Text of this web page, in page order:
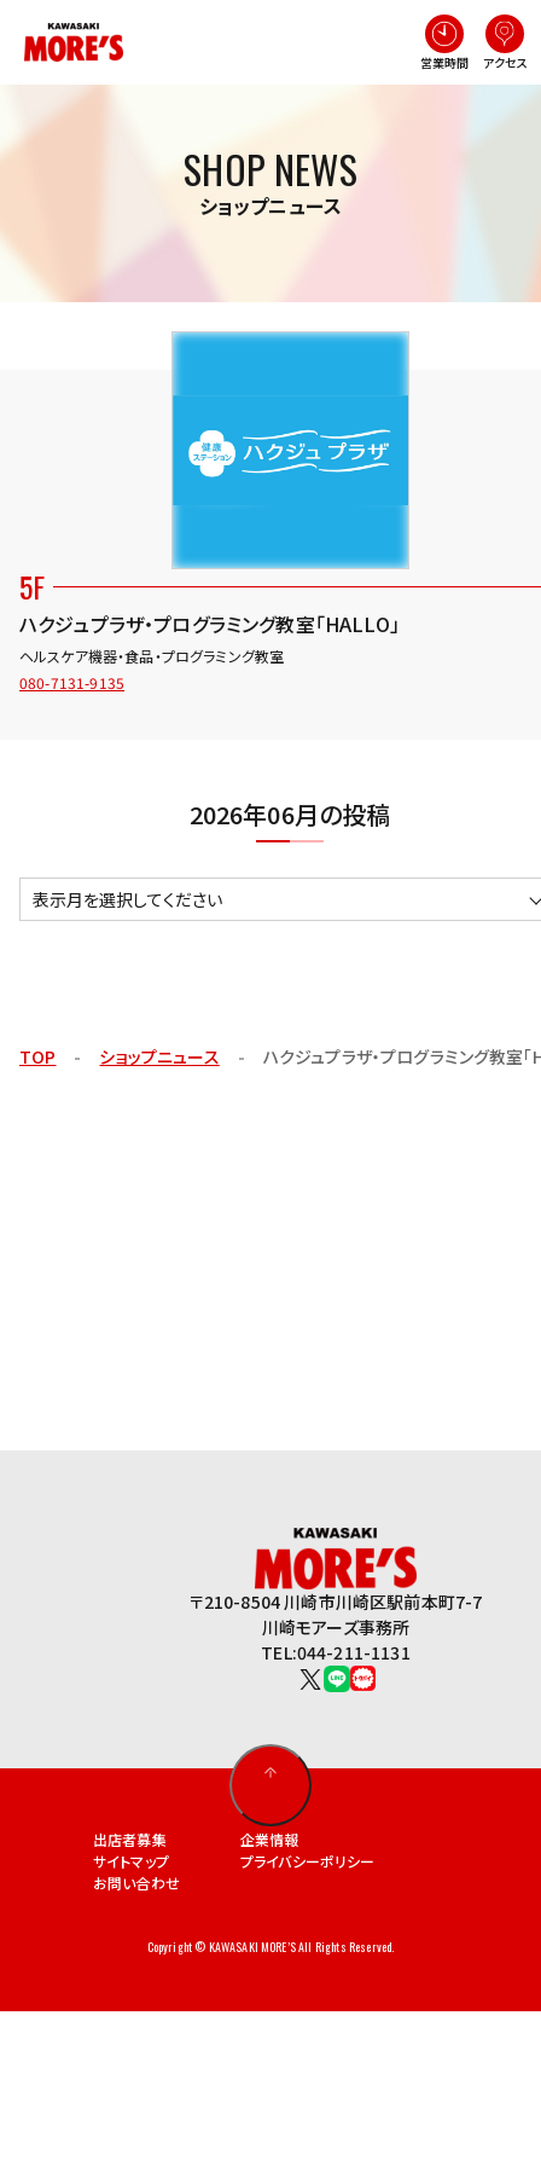
営業時間 アクセス
SHOP NEWS
ショップニュース
5F
ハクジュプラザ・プログラミング教室「HALLO」
ヘルスケア機器・食品・プログラミング教室
080-7131-9135
2026年06月の投稿
表示月を選択してください
TOP ショップニュース ハクジュプラザ・プログラミング教室「
〒210-8504 川崎市川崎区駅前本町7-7
川崎モアーズ事務所
TEL:044-211-1131
出店者募集
企業情報
サイトマップ
プライバシーポリシー
お問い合わせ
Copyright © KAWASAKI MORE’S All Rights Reserved.